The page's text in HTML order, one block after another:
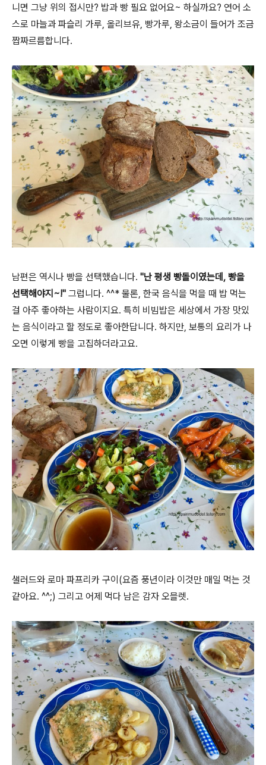
니면 그냥 위의 접시만? 밥과 빵 필요 없어요~ 하실까요? 연어 소
스로 마늘과 파슬리 가루, 올리브유, 빵가루, 왕소금이 들어가 조금
짭짜르름합니다.
남편은 역시나 빵을 선택했습니다. "난 평생 빵돌이였는데, 빵을
선택해야지~!" 그럽니다. ^^* 물론, 한국 음식을 먹을 때 밥 먹는
걸 아주 좋아하는 사람이지요. 특히 비빔밥은 세상에서 가장 맛있
는 음식이라고 할 정도로 좋아한답니다. 하지만, 보통의 요리가 나
오면 이렇게 빵을 고집하더라고요.
샐러드와 로마 파프리카 구이(요즘 풍년이라 이것만 매일 먹는 것
같아요. ^^;) 그리고 어제 먹다 남은 감자 오믈렛.